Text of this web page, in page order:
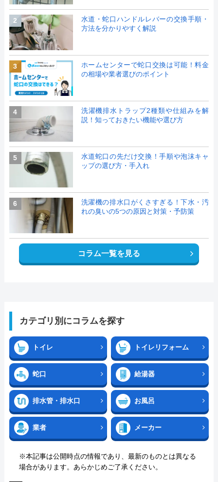
2
水道・蛇口ハンドルレバーの交換手順・
方法を分かりやすく解説
3
ホームセンターで蛇口交換は可能！料金
の相場や業者選びのポイント
4
洗濯機排水トラップ2種類や仕組みを解
説！知っておきたい機能や選び方
5
水道蛇口の先だけ交換！手順や泡沫キャ
ップの選び方・手入れ
6
洗濯機の排水口がくさすぎる！下水・汚
れの臭いの5つの原因と対策・予防策
コラム一覧を見る
カテゴリ別にコラムを探す
トイレ トイレリフォーム
蛇口 給湯器
排水管・排水口 お風呂
業者 メーカー
※本記事は公開時点の情報であり、最新のものとは異なる
場合があります。あらかじめご了承ください。